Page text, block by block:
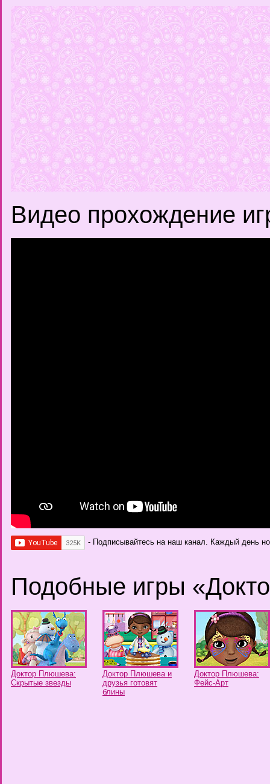
Видео прохождение
- Подписывайтесь на наш канал. Каждый день
Подобные игры
Доктор Плюшева:
Скрытые звезды
Доктор Плюшева и
друзья готовят
блины
Доктор Плюшева:
Фейс-Арт